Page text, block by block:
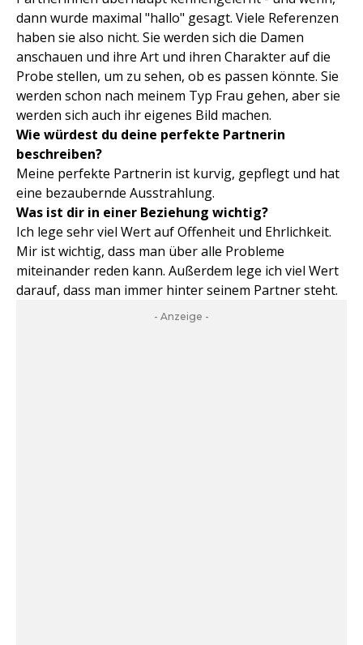
dann wurde maximal "hallo" gesagt. Viele Referenzen
haben sie also nicht. Sie werden sich die Damen
anschauen und ihre Art und ihren Charakter auf die
Probe stellen, um zu sehen, ob es passen könnte. Sie
werden schon nach meinem Typ Frau gehen, aber sie
werden sich auch ihr eigenes Bild machen.
Wie würdest du deine perfekte Partnerin
beschreiben?
Meine perfekte Partnerin ist kurvig, gepflegt und hat
eine bezaubernde Ausstrahlung.
Was ist dir in einer Beziehung wichtig?
Ich lege sehr viel Wert auf Offenheit und Ehrlichkeit.
Mir ist wichtig, dass man über alle Probleme
miteinander reden kann. Außerdem lege ich viel Wert
darauf, dass man immer hinter seinem Partner steht.
- Anzeige -